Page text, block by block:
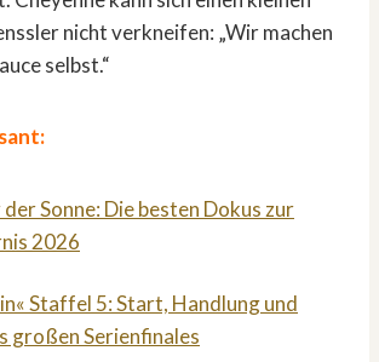
nicht verkneifen: „Wir machen
selbst.“
Sonne: Die besten Dokus zur
2026
Staffel 5: Start, Handlung und
großen Serienfinales